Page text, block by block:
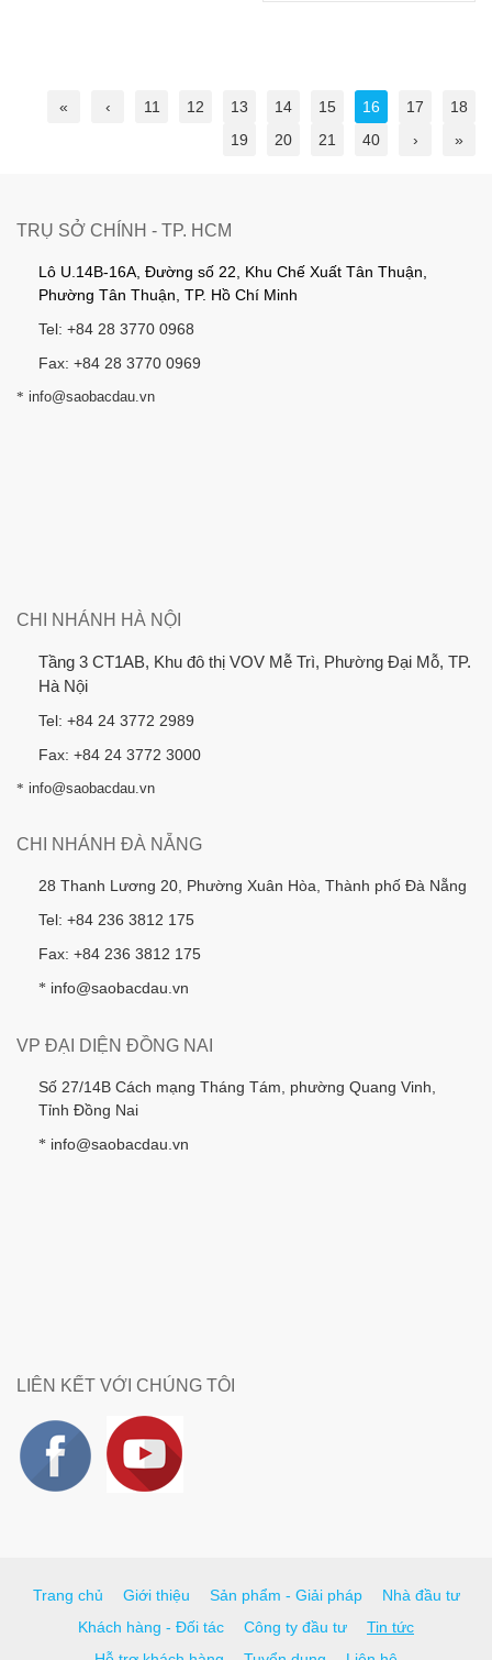
« ‹ 11 12 13 14 15 16 17
18
19
20 21 40 › »
TRỤ SỞ CHÍNH - TP. HCM
Lô U.14B-16A, Đường số 22, Khu Chế Xuất Tân Thuận,
Phường Tân Thuận, TP. Hồ Chí Minh
Tel: +84 28 3770 0968
Fax: +84 28 3770 0969
* info@saobacdau.vn
CHI NHÁNH HÀ NỘI
Tầng 3 CT1AB, Khu đô thị VOV Mễ Trì, Phường Đại Mỗ, TP.
Hà Nội
Tel: +84 24 3772 2989
Fax: +84 24 3772 3000
* info@saobacdau.vn
CHI NHÁNH ĐÀ NẴNG
28 Thanh Lương 20, Phường Xuân Hòa, Thành phố Đà Nẵng
Tel: +84 236 3812 175
Fax: +84 236 3812 175
* info@saobacdau.vn
VP ĐẠI DIỆN ĐỒNG NAI
Số 27/14B Cách mạng Tháng Tám, phường Quang Vinh,
Tỉnh Đồng Nai
* info@saobacdau.vn
LIÊN KẾT VỚI CHÚNG TÔI
Trang chủ Giới thiệu Sản phẩm - Giải pháp
Nhà đầu tư
Khách hàng - Đối tác
Công ty đầu tư
Tin tức